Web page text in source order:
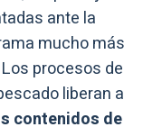
ante la
mucho más
procesos de
liberan a
contenidos de